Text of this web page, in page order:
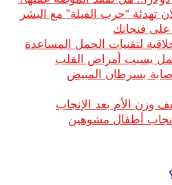
تهدئة “حرب الفيلة” مع البشر
على فنجانك
لتقنيات الحمل المساعدة
يسبب أمراض القلب
بسرطان المبيض
وزن الأم بعد الإنجاب
أطفال مشوهين